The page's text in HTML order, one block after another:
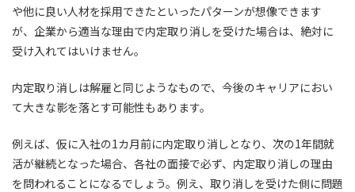
や他に良い人材を採用できたといったパターンが想像できます
が、 企業から適当な理由で内定取り消しを受けた場合は、絶対に
受け入れてはいけません。
内定取り消しは解雇と同じようなもので、今後のキャリアにおい
て大きな影を落とす可能性もあります。
例えば、仮に入社の1カ月前に内定取り消しとなり、次の1年間就
活が継続となった場合、各社の面接で必ず、内定取り消しの理由
を問われることになるでしょう。例え、取り消しを受けた側に問題